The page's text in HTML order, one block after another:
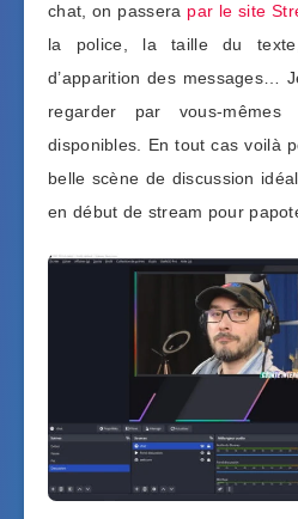
chat, on passera par le site
la police, la taille du
d’apparition des messages…
regarder par vous-
disponibles. En tout cas voilà
belle scène de discussion
en début de stream pour